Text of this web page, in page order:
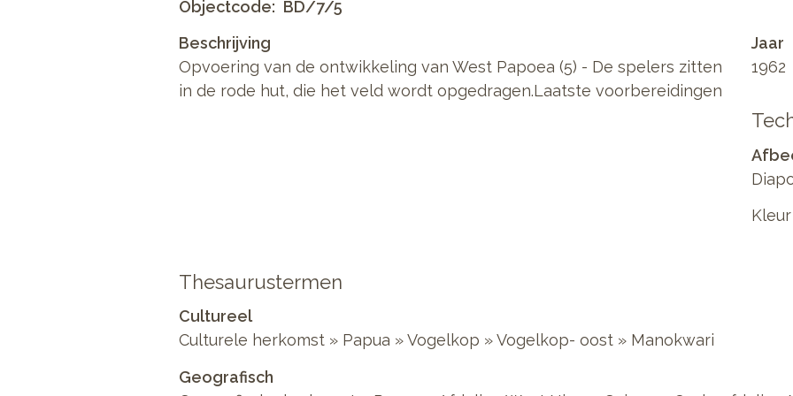
Objectcode
BD/7/5
Beschrijving
Opvoering van de ontwikkeling van West Papoea (5) - De spelers zitten
in de rode hut, die het veld wordt opgedragen.Laatste voorbereidingen
Jaar
1962
Kleur
Thesaurustermen
Cultureel
Culturele herkomst » Papua » Vogelkop » Vogelkop- oost » Manokwari
Geografisch